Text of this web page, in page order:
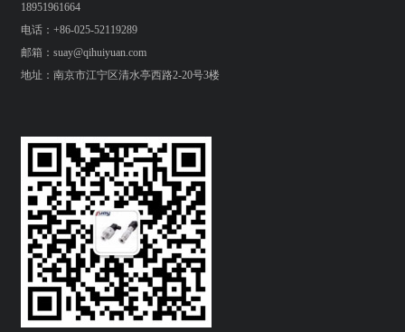
18951961664
电话：+86-025-52119289
邮箱：suay@qihuiyuan.com
地址：南京市江宁区清水亭西路2-20号3楼